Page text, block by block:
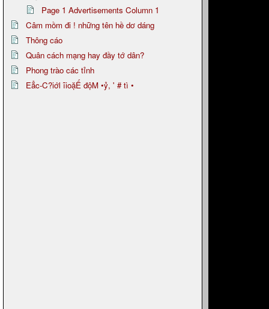
Page 1 Advertisements Column 1
Câm mồm đi ! những tên hề dơ dáng
Thông cáo
Quân cách mạng hay đầy tớ dân?
Phong trào các tỉnh
Eẳc-C?iớl ĩioặẾ độM •ỷ, ' # tì •